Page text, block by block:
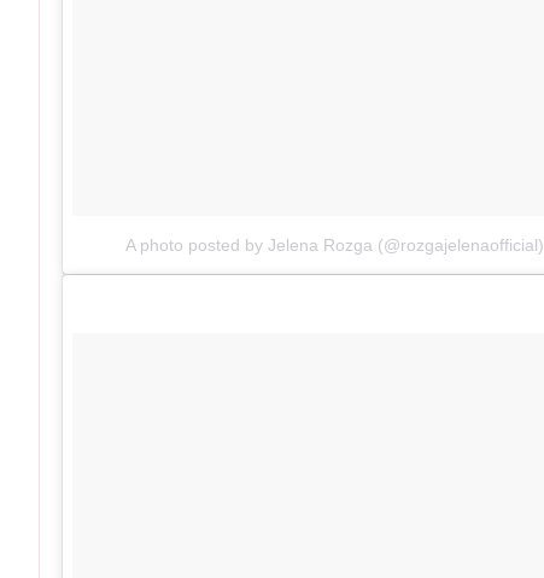
A photo posted by Jelena Rozga (@rozgajelenaofficial)